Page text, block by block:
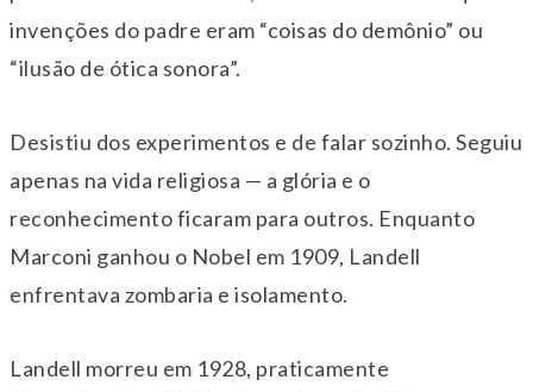
invenções do padre eram “coisas do demônio” ou
“ilusão de ótica sonora”.
Desistiu dos experimentos e de falar sozinho. Seguiu
apenas na vida religiosa — a glória e o
reconhecimento ficaram para outros. Enquanto
Marconi ganhou o Nobel em 1909, Landell
enfrentava zombaria e isolamento.
Landell morreu em 1928, praticamente